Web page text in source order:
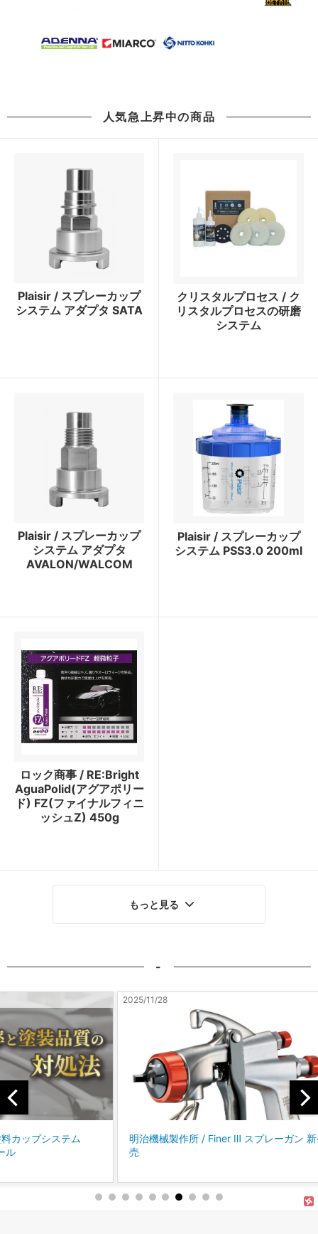
人気急上昇中の商品
Plaisir / スプレーカップ
システム アダプタ SATA
クリスタルプロセス / ク
リスタルプロセスの研磨
システム
Plaisir / スプレーカップ
システム アダプタ
AVALON/WALCOM
Plaisir / スプレーカップ
システム PSS3.0 200ml
ロック商事 / RE:Bright
AguaPolid(アグアポリー
ド) FZ(ファイナルフィニ
ッシュZ) 450g
もっと見る
-
明治機械製作所 / Finer Ⅲ スプレーガン 新発
コバ